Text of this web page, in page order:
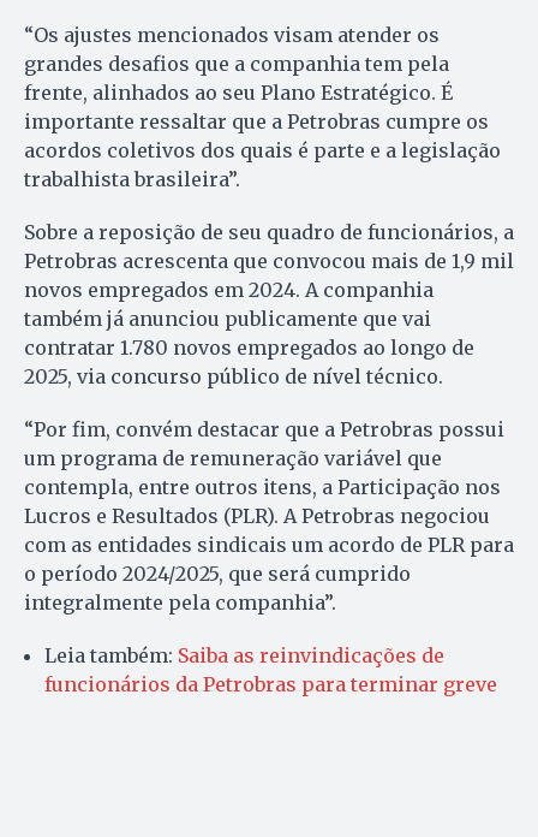
“Os ajustes mencionados visam atender os
grandes desafios que a companhia tem pela
frente, alinhados ao seu Plano Estratégico. É
importante ressaltar que a Petrobras cumpre os
acordos coletivos dos quais é parte e a legislação
trabalhista brasileira”.
Sobre a reposição de seu quadro de funcionários, a
Petrobras acrescenta que convocou mais de 1,9 mil
novos empregados em 2024. A companhia
também já anunciou publicamente que vai
contratar 1.780 novos empregados ao longo de
2025, via concurso público de nível técnico.
“Por fim, convém destacar que a Petrobras possui
um programa de remuneração variável que
contempla, entre outros itens, a Participação nos
Lucros e Resultados (PLR). A Petrobras negociou
com as entidades sindicais um acordo de PLR para
o período 2024/2025, que será cumprido
integralmente pela companhia”.
Leia também: Saiba as reinvindicações de
funcionários da Petrobras para terminar greve